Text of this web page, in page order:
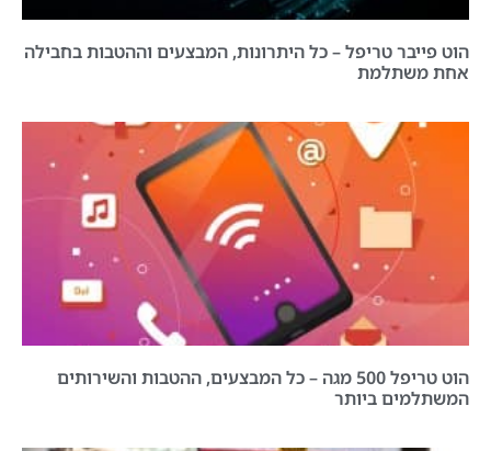
הוט פייבר טריפל – כל היתרונות, המבצעים וההטבות בחבילה
אחת משתלמת
הוט טריפל 500 מגה – כל המבצעים, ההטבות והשירותים
המשתלמים ביותר